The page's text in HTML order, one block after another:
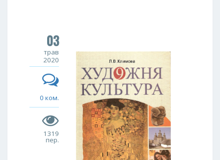
03
трав
2020
0 ком.
1319
пер.